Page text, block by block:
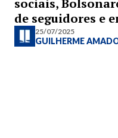
sociais,
de seguidores e
25/07/2025
GUILHERME